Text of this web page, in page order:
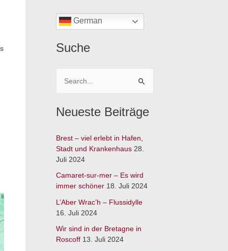
German
Suche
c
e
n
a
c
h
:
Neueste Beiträge
Brest – viel erlebt in Hafen,
Stadt und Krankenhaus 28.
Juli 2024
Camaret-sur-mer – Es wird
immer schöner 18. Juli 2024
L’Aber Wrac’h – Flussidylle
16. Juli 2024
Wir sind in der Bretagne in
Roscoff 13. Juli 2024